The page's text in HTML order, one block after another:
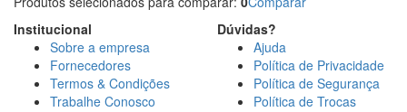
Institucional
Sobre a empresa
Fornecedores
Termos & Condições
Trabalhe Conosco
Dúvidas?
Ajuda
Política de Privacidade
Política de Segurança
Política de Trocas